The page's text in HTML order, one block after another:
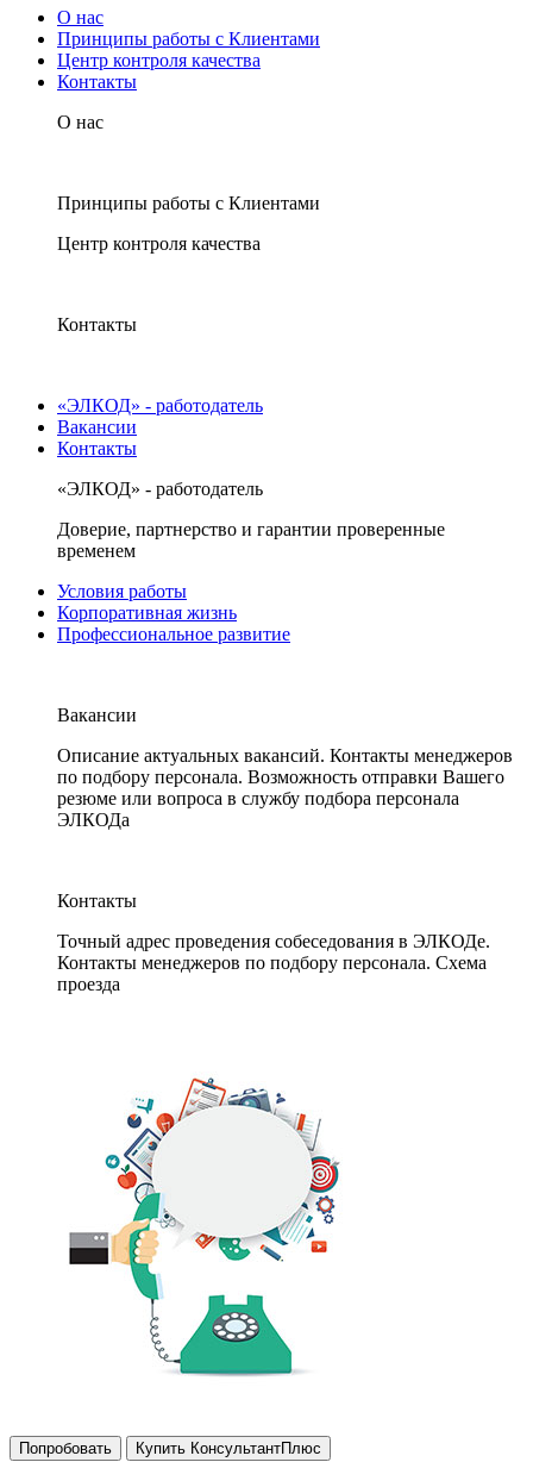
О нас
Принципы работы с Клиентами
Центр контроля качества
Контакты
О нас
Принципы работы с Клиентами
Центр контроля качества
Контакты
«ЭЛКОД» - работодатель
Вакансии
Контакты
«ЭЛКОД» - работодатель
Доверие, партнерство и гарантии проверенные
временем
Условия работы
Корпоративная жизнь
Профессиональное развитие
Вакансии
Описание актуальных вакансий. Контакты менеджеров
по подбору персонала. Возможность отправки Вашего
резюме или вопроса в службу подбора персонала
ЭЛКОДа
Контакты
Точный адрес проведения собеседования в ЭЛКОДе.
Контакты менеджеров по подбору персонала. Схема
проезда
Попробовать Купить КонсультантПлюс